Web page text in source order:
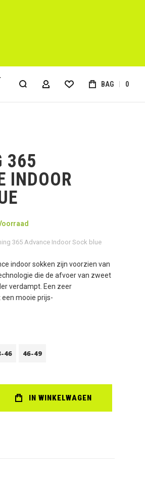
ACCOUNT BAG 0
365
INDOOR
365 Advance Indoor Sock blue
indoor sokken zijn voorzien van
die de afvoer van zweet
verdampt. Een zeer
mooie prijs-
46 46-49
IN WINKELWAGEN